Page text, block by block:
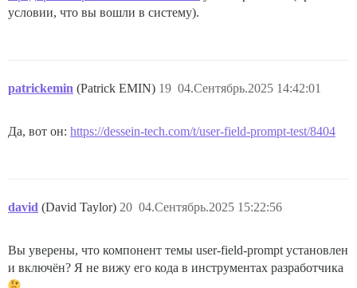
условии, что вы вошли в систему).
patrickemin (Patrick EMIN) 04.Сентябрь.2025 14:42:01
19
Да, вот он: https://dessein-tech.com/t/user-field-prompt-test/8404
david (David Taylor) 04.Сентябрь.2025 15:22:56
20
Вы уверены, что компонент темы user-field-prompt установлен
и включён? Я не вижу его кода в инструментах разработчика